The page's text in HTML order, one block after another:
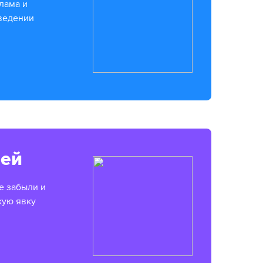
и
забыли и
явку